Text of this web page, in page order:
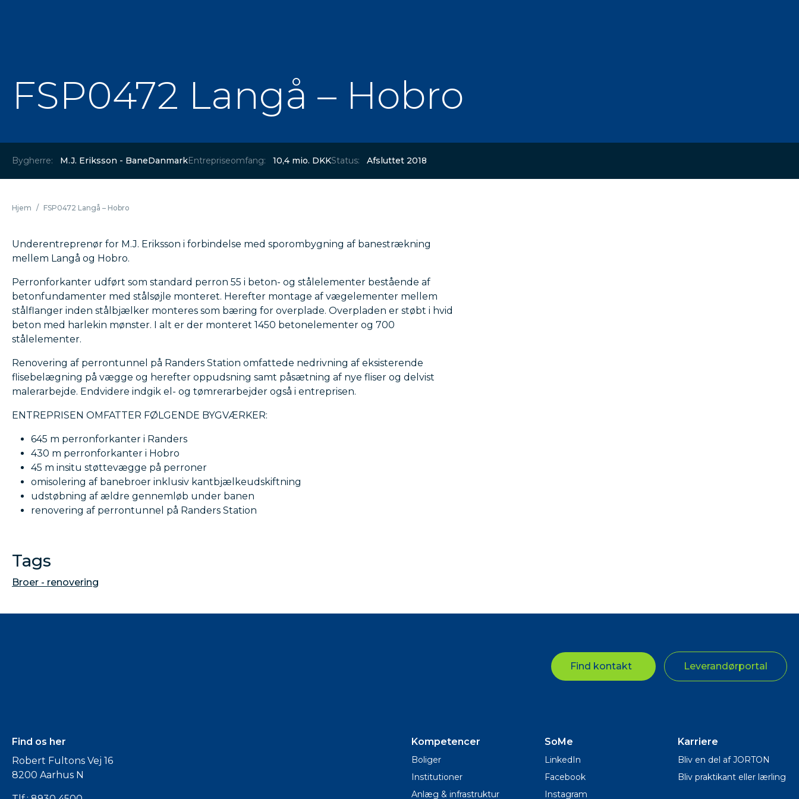
FSP0472 Langå – Hobro
Bygherre: M.J. Eriksson - BaneDanmarkEntrepriseomfang: 10,4 mio. DKKStatus: Afsluttet 2018
Hjem / FSP0472 Langå – Hobro
Underentreprenør for M.J. Eriksson i forbindelse med sporombygning af banestrækning
mellem Langå og Hobro.
Perronforkanter udført som standard perron 55 i beton- og stålelementer bestående af
betonfundamenter med stålsøjle monteret. Herefter montage af vægelementer mellem
stålflanger inden stålbjælker monteres som bæring for overplade. Overpladen er støbt i hvid
beton med harlekin mønster. I alt er der monteret 1450 betonelementer og 700
stålelementer.
Renovering af perrontunnel på Randers Station omfattede nedrivning af eksisterende
flisebelægning på vægge og herefter oppudsning samt påsætning af nye fliser og delvist
malerarbejde. Endvidere indgik el- og tømrerarbejder også i entreprisen.
ENTREPRISEN OMFATTER FØLGENDE BYGVÆRKER:
645 m perronforkanter i Randers
430 m perronforkanter i Hobro
45 m insitu støttevægge på perroner
omisolering af banebroer inklusiv kantbjælkeudskiftning
udstøbning af ældre gennemløb under banen
renovering af perrontunnel på Randers Station
Tags
Broer - renovering
Find kontakt Leverandørportal
Find os her
Robert Fultons Vej 16
8200 Aarhus N
Kompetencer
Boliger
Institutioner
Anlæg & infrastruktur
SoMe
LinkedIn
Facebook
Instagram
Karriere
Bliv en del af JORTON
Bliv praktikant eller lærling